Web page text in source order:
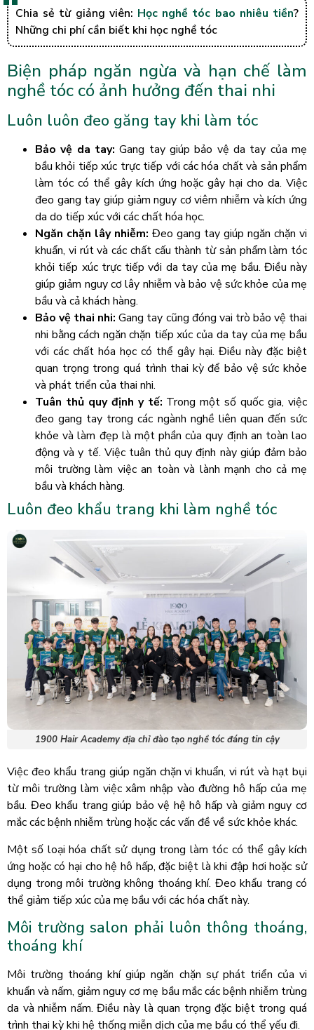
Chia sẻ từ giảng viên: Học nghề tóc bao nhiêu tiền?
Những chi phí cần biết khi học nghề tóc
Biện pháp ngăn ngừa và hạn chế làm
nghề tóc có ảnh hưởng đến thai nhi
Luôn luôn đeo găng tay khi làm tóc
Bảo vệ da tay: Gang tay giúp bảo vệ da tay của mẹ
bầu khỏi tiếp xúc trực tiếp với các hóa chất và sản phẩm
làm tóc có thể gây kích ứng hoặc gây hại cho da. Việc
đeo gang tay giúp giảm nguy cơ viêm nhiễm và kích ứng
da do tiếp xúc với các chất hóa học.
Ngăn chặn lây nhiễm: Đeo gang tay giúp ngăn chặn vi
khuẩn, vi rút và các chất cấu thành từ sản phẩm làm tóc
khỏi tiếp xúc trực tiếp với da tay của mẹ bầu. Điều này
giúp giảm nguy cơ lây nhiễm và bảo vệ sức khỏe của mẹ
bầu và cả khách hàng.
Bảo vệ thai nhi: Gang tay cũng đóng vai trò bảo vệ thai
nhi bằng cách ngăn chặn tiếp xúc của da tay của mẹ bầu
với các chất hóa học có thể gây hại. Điều này đặc biệt
quan trọng trong quá trình thai kỳ để bảo vệ sức khỏe
và phát triển của thai nhi.
Tuân thủ quy định y tế: Trong một số quốc gia, việc
đeo gang tay trong các ngành nghề liên quan đến sức
khỏe và làm đẹp là một phần của quy định an toàn lao
động và y tế. Việc tuân thủ quy định này giúp đảm bảo
môi trường làm việc an toàn và lành mạnh cho cả mẹ
bầu và khách hàng.
Luôn đeo khẩu trang khi làm nghề tóc
1900 Hair Academy địa chỉ đào tạo nghề tóc đáng tin cậy
Việc đeo khẩu trang giúp ngăn chặn vi khuẩn, vi rút và hạt bụi
từ môi trường làm việc xâm nhập vào đường hô hấp của mẹ
bầu. Đeo khẩu trang giúp bảo vệ hệ hô hấp và giảm nguy cơ
mắc các bệnh nhiễm trùng hoặc các vấn đề về sức khỏe khác.
Một số loại hóa chất sử dụng trong làm tóc có thể gây kích
ứng hoặc có hại cho hệ hô hấp, đặc biệt là khi đập hơi hoặc sử
dụng trong môi trường không thoáng khí. Đeo khẩu trang có
thể giảm tiếp xúc của mẹ bầu với các hóa chất này.
Môi trường salon phải luôn thông thoáng,
thoáng khí
Môi trường thoáng khí giúp ngăn chặn sự phát triển của vi
khuẩn và nấm, giảm nguy cơ mẹ bầu mắc các bệnh nhiễm trùng
da và nhiễm nấm. Điều này là quan trọng đặc biệt trong quá
trình thai kỳ khi hệ thống miễn dịch của mẹ bầu có thể yếu đi.